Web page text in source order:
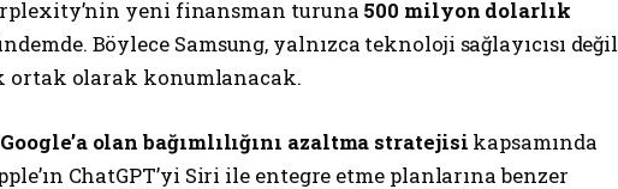
yeni finansman turuna 500 milyon dolarlık
Böylece Samsung, yalnızca teknoloji sağlayıcısı değil
ortak olarak konumlanacak.
Google’a olan bağımlılığını azaltma stratejisi kapsamında
ChatGPT’yi Siri ile entegre etme planlarına benzer